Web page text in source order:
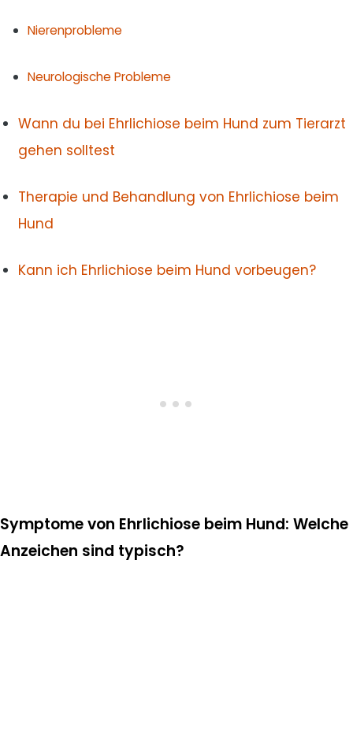
Nierenprobleme
Neurologische Probleme
Wann du bei Ehrlichiose beim Hund zum Tierarzt
gehen solltest
Therapie und Behandlung von Ehrlichiose beim
Hund
Kann ich Ehrlichiose beim Hund vorbeugen?
Symptome von Ehrlichiose beim Hund: Welche
Anzeichen sind typisch?